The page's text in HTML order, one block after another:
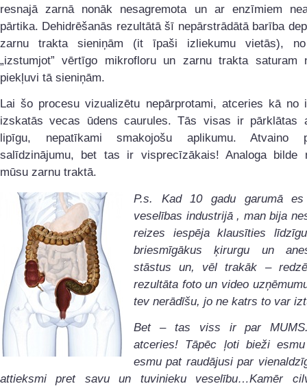
resnajā zarnā nonāk nesagremota un ar enzīmiem
pārtika. Dehidrēšanās rezultātā šī nepārstrādātā barība
zarnu trakta sieniņām (it īpaši izliekumu vietās),
„izstumjot” vērtīgo mikrofloru un zarnu trakta saturam
piekļuvi tā sieniņām.
Lai šo procesu vizualizētu nepārprotami, atceries kā no
izskatās vecas ūdens caurules. Tās visas ir pārklātas
lipīgu, nepatīkami smakojošu aplikumu. Atvaino
salīdzinājumu, bet tas ir visprecīzākais! Analoga bilde
mūsu zarnu traktā.
P.s. Kad 10 gadu garumā es
veselības industrijā , man bija
reizes iespēja klausīties
briesmīgākus ķirurgu un
stāstus un, vēl trakāk –
rezultāta foto un video
tev nerādīšu, jo ne katrs to var
Bet – tas viss ir par
atceries! Tāpēc ļoti bieži
esmu pat raudājusi par
attieksmi pret savu un tuvinieku veselību…Kamēr